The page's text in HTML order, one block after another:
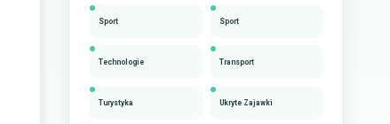
Sport Sport
Technologie Transport
Turystyka Ukryte Zajawki